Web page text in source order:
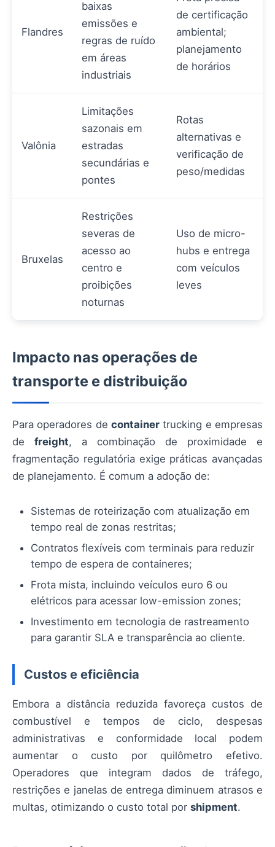
Flandres
baixas
emissões e
regras de ruído
em áreas
industriais
de certificação
ambiental;
planejamento
de horários
Valônia
Limitações
sazonais em
estradas
secundárias e
pontes
Rotas
alternativas e
verificação de
peso/medidas
Bruxelas
Restrições
severas de
acesso ao
centro e
proibições
noturnas
Uso de micro-
hubs e entrega
com veículos
leves
Impacto nas operações de
transporte e distribuição
Para operadores de container trucking e empresas
de freight, a combinação de proximidade e
fragmentação regulatória exige práticas avançadas
de planejamento. É comum a adoção de:
Sistemas de roteirização com atualização em
tempo real de zonas restritas;
Contratos flexíveis com terminais para reduzir
tempo de espera de containeres;
Frota mista, incluindo veículos euro 6 ou
elétricos para acessar low-emission zones;
Investimento em tecnologia de rastreamento
para garantir SLA e transparência ao cliente.
Custos e eficiência
Embora a distância reduzida favoreça custos de
combustível e tempos de ciclo, despesas
administrativas e conformidade local podem
aumentar o custo por quilômetro efetivo.
Operadores que integram dados de tráfego,
restrições e janelas de entrega diminuem atrasos e
multas, otimizando o custo total por shipment.